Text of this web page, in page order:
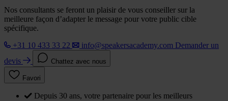
Nos consultants se feront un plaisir de vous conseiller sur la
meilleure façon d’adapter le message pour votre public cible
spécifique.
+31 10 433 33 22
info@speakersacademy.com Demander un
devis
Chattez avec nous
Favori
Depuis 30 ans, votre partenaire pour les meilleurs